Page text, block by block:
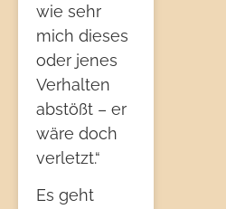
wie sehr
mich dieses
oder jenes
Verhalten
abstößt – er
wäre doch
verletzt.“
Es geht